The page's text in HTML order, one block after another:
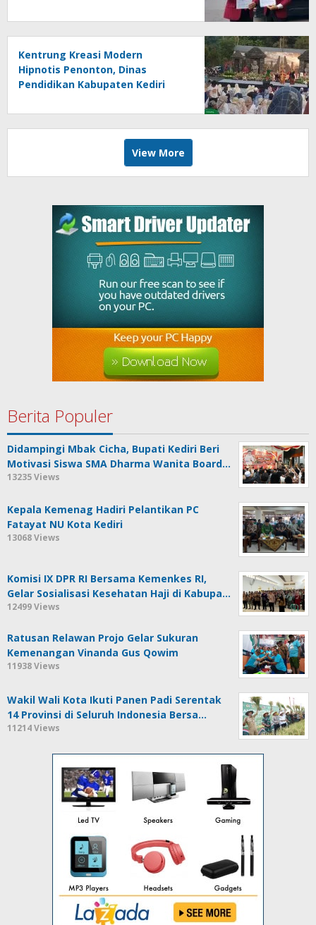
Kentrung Kreasi Modern
Hipnotis Penonton, Dinas
Pendidikan Kabupaten Kediri
View More
Berita Populer
Didampingi Mbak Cicha, Bupati Kediri Beri
Motivasi Siswa SMA Dharma Wanita Board…
13235 Views
Kepala Kemenag Hadiri Pelantikan PC
Fatayat NU Kota Kediri
13068 Views
Komisi IX DPR RI Bersama Kemenkes RI,
Gelar Sosialisasi Kesehatan Haji di Kabupa…
12499 Views
Ratusan Relawan Projo Gelar Sukuran
Kemenangan Vinanda Gus Qowim
11938 Views
Wakil Wali Kota Ikuti Panen Padi Serentak
14 Provinsi di Seluruh Indonesia Bersa…
11214 Views